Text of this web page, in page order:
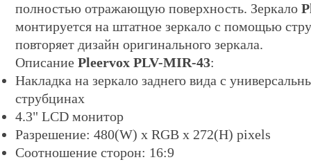
полностью отражающую поверхность. Зеркало
монтируется на штатное зеркало с помощью
повторяет дизайн оригинального зеркала.
Описание Pleervox PLV-MIR-43:
Накладка на зеркало заднего вида с
струбцинах
4.3" LCD монитор
Разрешение: 480(W) x RGB x 272(H) pixels
Соотношение сторон: 16:9